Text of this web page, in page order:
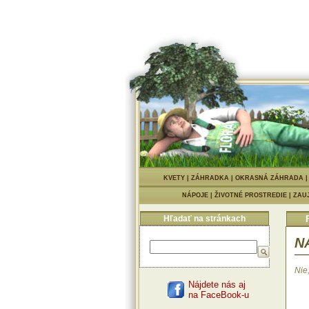
KVETY ZÁHRADKA OKRASNÁ ZÁHRADA
NÁPOJE ŽIVOTNÉ PROSTREDIE
Hľadať na stránkach
Nájdete nás aj
na FaceBook-u